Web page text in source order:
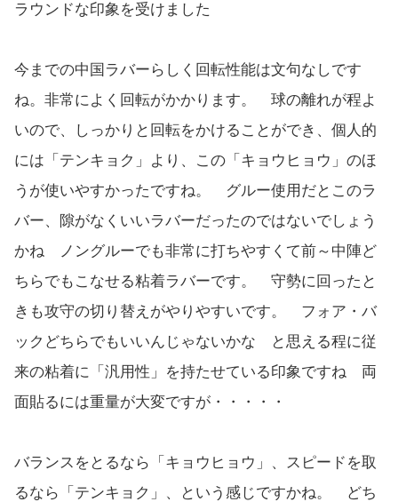
ラウンドな印象を受けました
今までの中国ラバーらしく回転性能は文句なしです
ね。非常によく回転がかかります。 球の離れが程よ
いので、しっかりと回転をかけることができ、個人的
には「テンキョク」より、この「キョウヒョウ」のほ
うが使いやすかったですね。 グルー使用だとこのラ
バー、隙がなくいいラバーだったのではないでしょう
かね ノングルーでも非常に打ちやすくて前～中陣ど
ちらでもこなせる粘着ラバーです。 守勢に回ったと
きも攻守の切り替えがやりやすいです。 フォア・バ
ックどちらでもいいんじゃないかな と思える程に従
来の粘着に「汎用性」を持たせている印象ですね 両
面貼るには重量が大変ですが・・・・・
バランスをとるなら「キョウヒョウ」、スピードを取
るなら「テンキョク」、という感じですかね。 どち